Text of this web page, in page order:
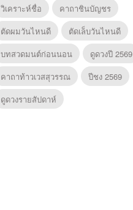
วิเคราะห์ชื่อ
คาถาชินบัญชร
ตัดผมวันไหนดี
ตัดเล็บวันไหนดี
บทสวดมนต์ก่อนนอน
ดูดวงปี 2569
คาถาท้าวเวสสุวรรณ
ปีชง 2569
ดูดวงรายสัปดาห์